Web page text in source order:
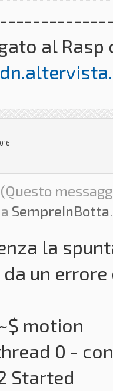
al Rasp
(Questo
SempreInBotta
la
un
motion
0 -
Started